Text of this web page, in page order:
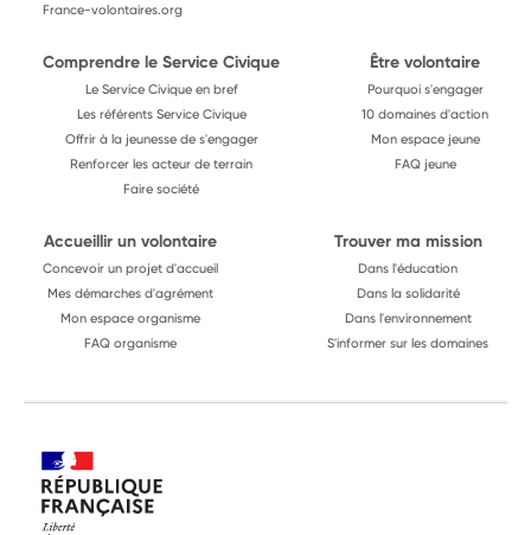
France-volontaires.org
Comprendre le Service Civique
Le Service Civique en bref
Les référents Service Civique
Offrir à la jeunesse de s'engager
Renforcer les acteur de terrain
Faire société
Être volontaire
Pourquoi s'engager
10 domaines d'action
Mon espace jeune
FAQ jeune
Accueillir un volontaire
Concevoir un projet d'accueil
Mes démarches d'agrément
Mon espace organisme
FAQ organisme
Trouver ma mission
Dans l'éducation
Dans la solidarité
Dans l'environnement
S'informer sur les domaines